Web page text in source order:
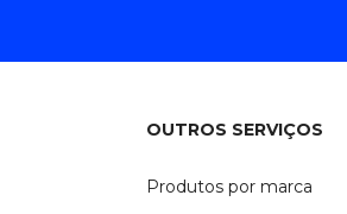
OUTROS SERVIÇOS
Produtos por marca